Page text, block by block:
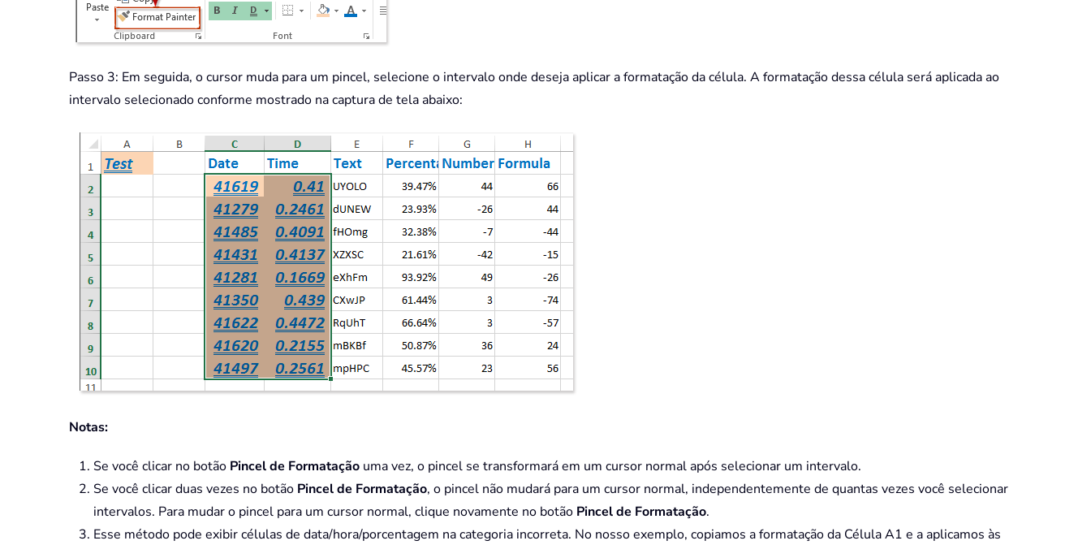
Passo 3: Em seguida, o cursor muda para um pincel, selecione o intervalo onde deseja aplicar a formatação da célula. A formatação dessa célula será aplicada ao
intervalo selecionado conforme mostrado na captura de tela abaixo:
Notas:
Se você clicar no botão Pincel de Formatação uma vez, o pincel se transformará em um cursor normal após selecionar um intervalo.
Se você clicar duas vezes no botão Pincel de Formatação, o pincel não mudará para um cursor normal, independentemente de quantas vezes você selecionar
intervalos. Para mudar o pincel para um cursor normal, clique novamente no botão Pincel de Formatação.
Esse método pode exibir células de data/hora/porcentagem na categoria incorreta. No nosso exemplo, copiamos a formatação da Célula A1 e a aplicamos às